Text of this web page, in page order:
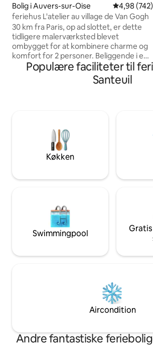
Bolig i Auvers-sur-Oise 4,98 ud af
4,98 (742)
feriehus L'atelier au village de Van Gogh
30 km fra Paris, op ad slottet, er dette
tidligere malerværksted blevet
ombygget for at kombinere charme og
komfort for 2 personer. Beliggende i en
stille blindgyde, men 10 minutter til fods
fra byens centrum. Klimatiseret gîte,
privat terrasse, parkeringsplads,
kommer på aftale for en velvære-
massage (se billeder).
Populære faciliteter til
Santeuil
Køkken
Swimmingpool
Aircondition
Andre fantastiske